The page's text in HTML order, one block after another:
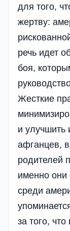
для того,
жертву:
речь идет
боя,
Жесткие
и улучшить
афганцев,
родителей
именно они
среди
за того,